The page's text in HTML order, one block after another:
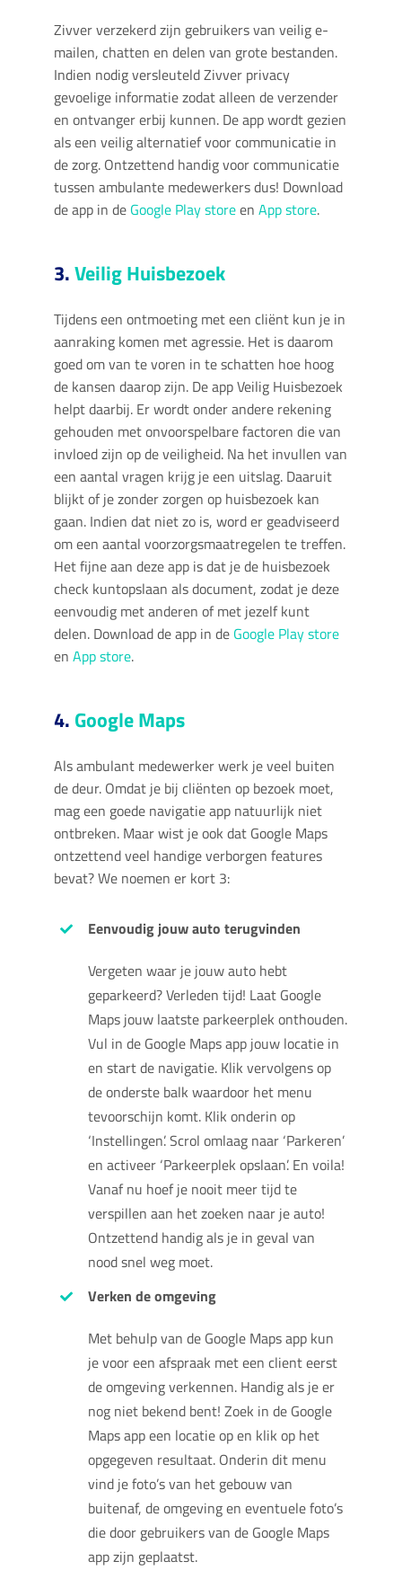
Zivver verzekerd zijn gebruikers van veilig e-
mailen, chatten en delen van grote bestanden.
Indien nodig versleuteld Zivver privacy
gevoelige informatie zodat alleen de verzender
en ontvanger erbij kunnen. De app wordt gezien
als een veilig alternatief voor communicatie in
de zorg. Ontzettend handig voor communicatie
tussen ambulante medewerkers dus! Download
de app in de Google Play storeen App store.
3.Veilig Huisbezoek
Tijdens een ontmoeting met een cliënt kun je in
aanraking komen met agressie. Het is daarom
goed om van te voren in te schatten hoe hoog
de kansen daarop zijn. De app Veilig Huisbezoek
helpt daarbij. Er wordt onder andere rekening
gehouden met onvoorspelbare factoren die van
invloed zijn op de veiligheid. Na het invullen van
een aantal vragen krijg je een uitslag. Daaruit
blijkt of je zonder zorgen op huisbezoek kan
gaan. Indien dat niet zo is, word er geadviseerd
om een aantal voorzorgsmaatregelen te treffen.
Het fijne aan deze app is dat je de huisbezoek
check kuntopslaan als document, zodat je deze
eenvoudig met anderen of met jezelf kunt
delen. Download de app in de Google Play store
en App store.
4. Google Maps
Als ambulant medewerker werk je veel buiten
de deur. Omdat je bij cliënten op bezoek moet,
mag een goede navigatie app natuurlijk niet
ontbreken. Maar wist je ook dat Google Maps
ontzettend veel handige verborgen features
bevat? We noemen er kort 3:
Eenvoudig jouw auto terugvinden
Vergeten waar je jouw auto hebt
geparkeerd? Verleden tijd! Laat Google
Maps jouw laatste parkeerplek onthouden.
Vul in de Google Maps app jouw locatie in
en start de navigatie. Klik vervolgens op
de onderste balk waardoor het menu
tevoorschijn komt. Klik onderin op
‘Instellingen’. Scrol omlaag naar ‘Parkeren’
en activeer ‘Parkeerplek opslaan’. En voila!
Vanaf nu hoef je nooit meer tijd te
verspillen aan het zoeken naar je auto!
Ontzettend handig als je in geval van
nood snel weg moet.
Verken de omgeving
Met behulp van de Google Maps app kun
je voor een afspraak met een client eerst
de omgeving verkennen. Handig als je er
nog niet bekend bent! Zoek in de Google
Maps app een locatie op en klik op het
opgegeven resultaat. Onderin dit menu
vind je foto’s van het gebouw van
buitenaf, de omgeving en eventuele foto’s
die door gebruikers van de Google Maps
app zijn geplaatst.